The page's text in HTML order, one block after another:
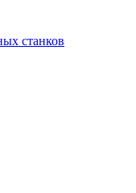
станков